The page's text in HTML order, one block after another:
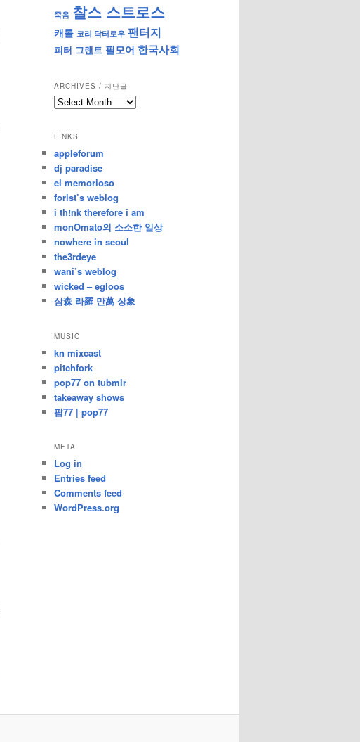
죽음 찰스 스트로스
캐롤 코리 닥터로우 팬터지
피터 그랜트 필모어 한국사회
ARCHIVES / 지난글
archives
난
글
LINKS
appleforum
dj paradise
el memorioso
forist’s weblog
i th!nk therefore i am
monOmato의 소소한 일상
nowhere in seoul
the3rdeye
wani’s weblog
wicked – egloos
삼森 라羅 만萬 상象
MUSIC
kn mixcast
pitchfork
pop77 on tubmlr
takeaway shows
팝77 | pop77
META
Log in
Entries feed
Comments feed
WordPress.org